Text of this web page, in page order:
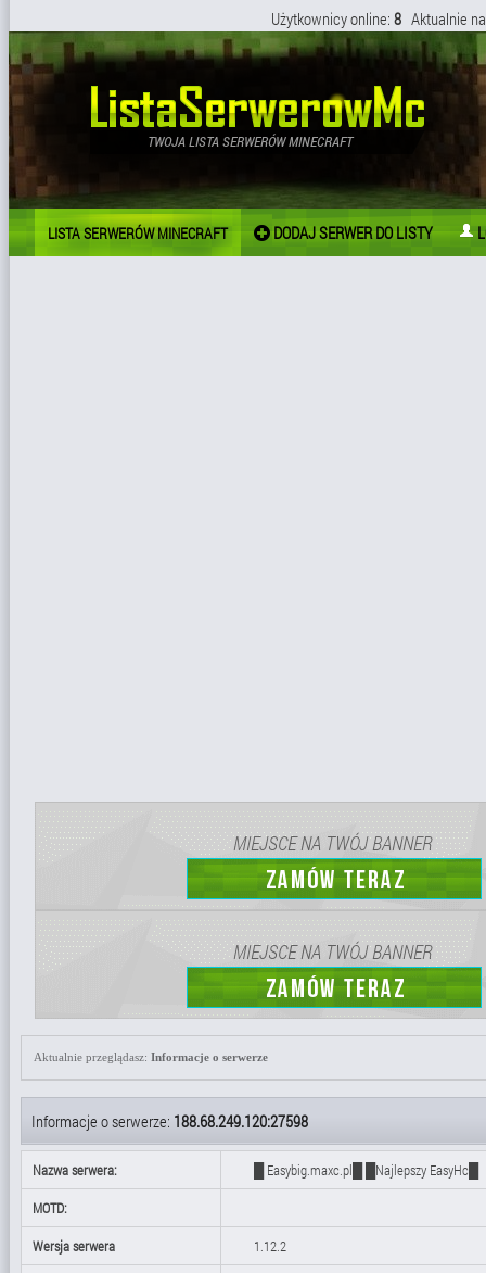
Użytkownicy online: 8 Aktualnie
LISTA SERWERÓW MINECRAFT DODAJ SERWER DO LISTY
Aktualnie przeglądasz: Informacje o serwerze
Informacje o serwerze: 188.68.249.120:27598
Nazwa serwera:
█ Easybig.maxc.pl█ █Najlepszy EasyHc█
MOTD:
Wersja serwera
1.12.2